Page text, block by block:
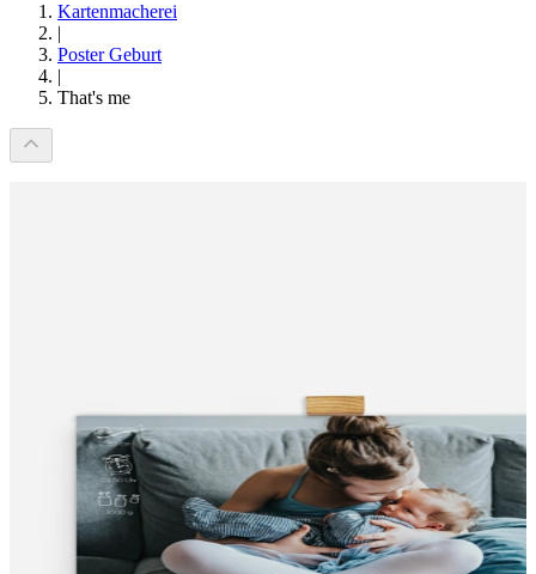
Kartenmacherei
|
Poster Geburt
|
That's me